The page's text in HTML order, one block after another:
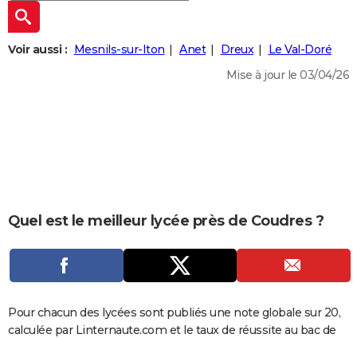
Guides de France
Escapades
Patrimoine
Expositions
Musées
Week-end nature
+
LIFESTYLE
CARTE DE VOEUX
Carte de Noël
Carte Bonne année
Carte Saint-Valentin
Carte Pâques
Carte d'anniversaire
DICTIONNAIRE
COPAINS D'AVANT
Voir aussi : Mesnils-sur-Iton Anet Dreux
Le Val-Doré
Mise à jour le 03/04/26
Quel est le meilleur lycée près de Coudres ?
Pour chacun des lycées sont publiés une note globale sur 20,
calculée par Linternaute.com et le taux de réussite au bac de